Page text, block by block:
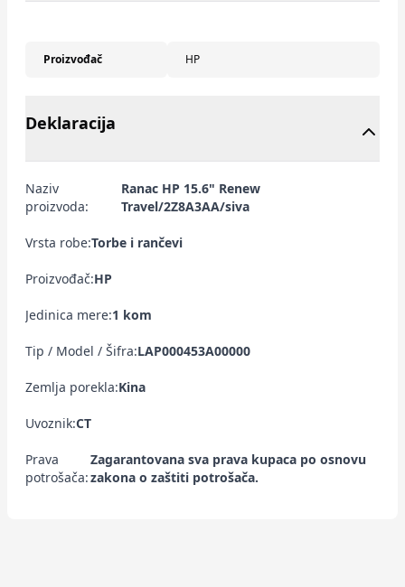
Proizvođač HP
Deklaracija
Naziv
proizvoda:
Ranac HP 15.6" Renew
Travel/2Z8A3AA/siva
Vrsta robe:Torbe i rančevi
Proizvođač:HP
Jedinica mere:1 kom
Tip / Model / Šifra:LAP000453A00000
Zemlja porekla:Kina
Uvoznik:CT
Prava
potrošača:
Zagarantovana sva prava kupaca po osnovu
zakona o zaštiti potrošača.